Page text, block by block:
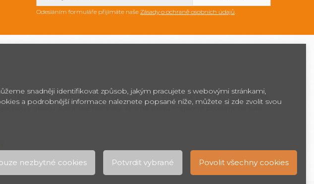
Odesláním formuláře přijímáte naše Zásady o ochraně osobních údajů
té nejvyšší jakosti! Italské zmrzlinové stroje Frigomat jsou díky čtyřicetileté
v oboru cukrářské techniky. Kromě strojů Frigomat prodáváme také
snadněji identifikovat způsob, jakým pracujete s webovými stránkami,
a podrobnější informace naleznete popsané níže, můžete si zde zvolit svou
nezbytné cookies Potvrdit vybrané Povolit všechny cookies